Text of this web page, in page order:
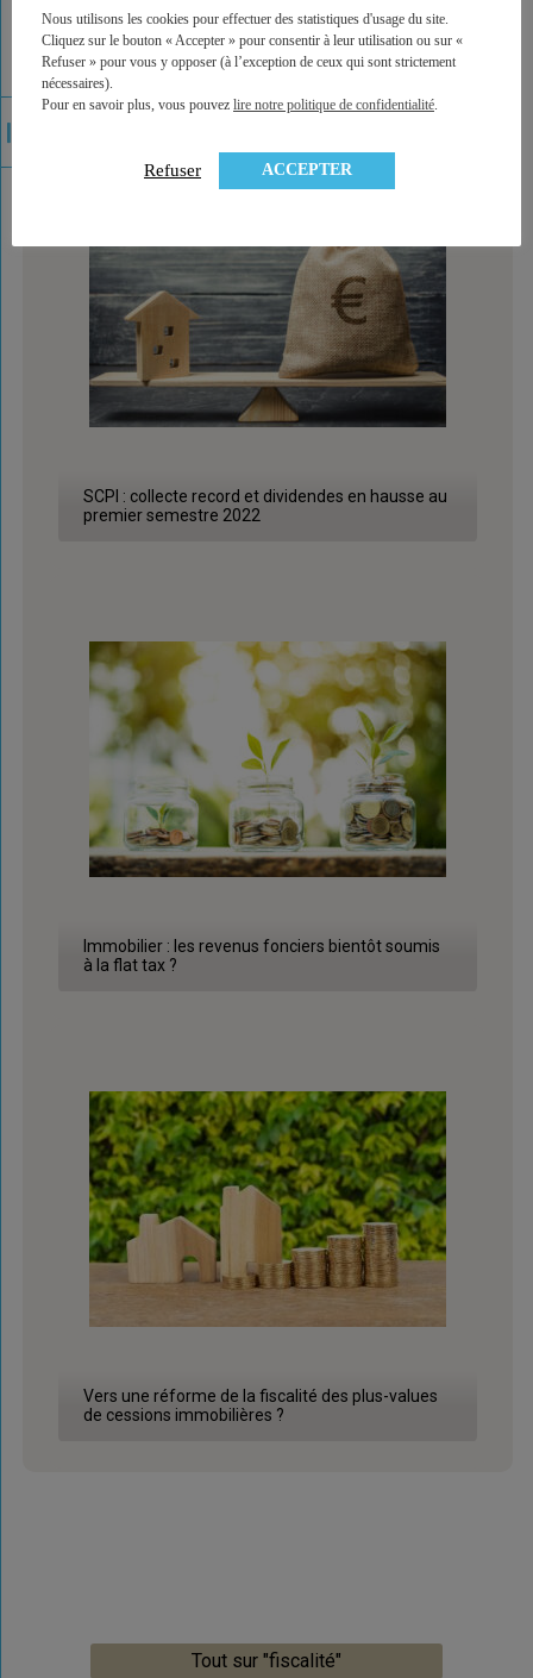
Hausse des taux des crédits immobiliers : à quoi
sert le taux d’usure ?
SCPI : collecte record et dividendes en hausse au
premier semestre 2022
Immobilier : les revenus fonciers bientôt soumis
à la flat tax ?
Vers une réforme de la fiscalité des plus-values
de cessions immobilières ?
Tout sur "fiscalité"
Nous utilisons les cookies pour effectuer des statistiques d'usage du site.
Cliquez sur le bouton « Accepter » pour consentir à leur utilisation ou sur «
Refuser » pour vous y opposer (à l’exception de ceux qui sont strictement
nécessaires).
Pour en savoir plus, vous pouvez lire notre politique de confidentialité
Refuser ACCEPTER